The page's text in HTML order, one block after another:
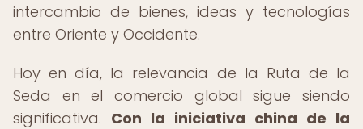
intercambio de bienes, ideas y tecnologías
entre Oriente y Occidente.
Hoy en día, la relevancia de la Ruta de la
Seda en el comercio global sigue siendo
significativa. Con la iniciativa china de la